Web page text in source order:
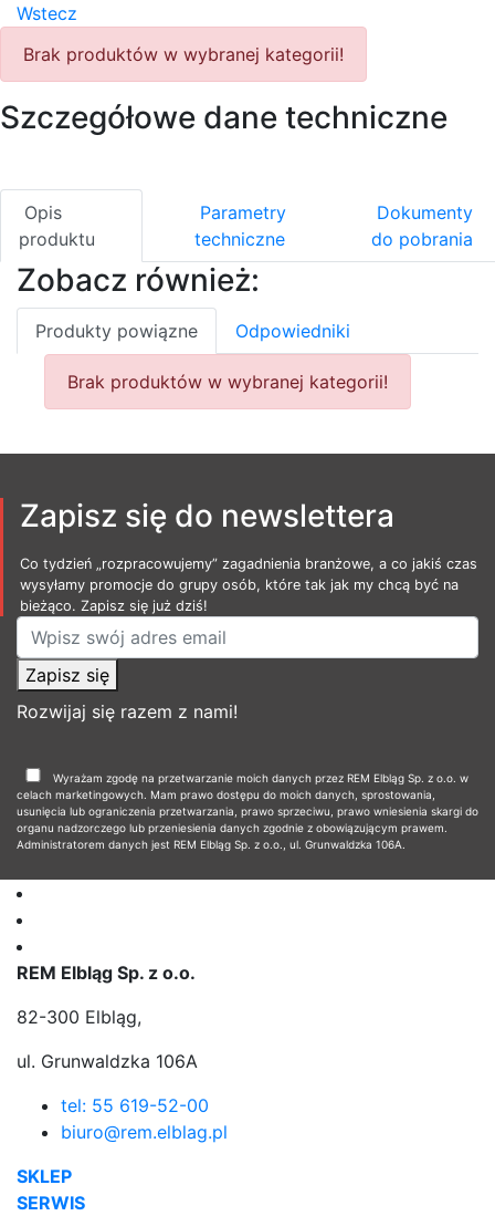
Wstecz
Brak produktów w wybranej kategorii!
Szczegółowe dane techniczne
Opis
produktu
Parametry
techniczne
Dokumenty
do pobrania
Zobacz również:
Produkty powiązne Odpowiedniki
Brak produktów w wybranej kategorii!
Zapisz się do newslettera
Co tydzień „rozpracowujemy” zagadnienia branżowe, a co jakiś czas
wysyłamy promocje do grupy osób, które tak jak my chcą być na
bieżąco. Zapisz się już dziś!
Zapisz się
Rozwijaj się razem z nami!
Wyrażam zgodę na przetwarzanie moich danych przez REM Elbląg Sp. z o.o. w
celach marketingowych. Mam prawo dostępu do moich danych, sprostowania,
usunięcia lub ograniczenia przetwarzania, prawo sprzeciwu, prawo wniesienia skargi do
organu nadzorczego lub przeniesienia danych zgodnie z obowiązującym prawem.
Administratorem danych jest REM Elbląg Sp. z o.o., ul. Grunwaldzka 106A.
REM Elbląg Sp. z o.o.
82-300 Elbląg,
ul. Grunwaldzka 106A
tel: 55 619-52-00
biuro@rem.elblag.pl
SKLEP
SERWIS